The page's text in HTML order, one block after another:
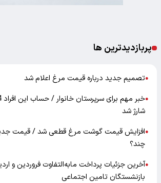
پربازدیدترین ها
●تصمیم جدید درباره قیمت مرغ اعلام شد
●
شارژ شد
●افزایش قیمت گوشت مرغ قطعی شد / قیمت
چند؟
●آخرین جزئیات پرداخت مابه‌التفاوت فروردین و
بازنشستگان تامین اجتماعی